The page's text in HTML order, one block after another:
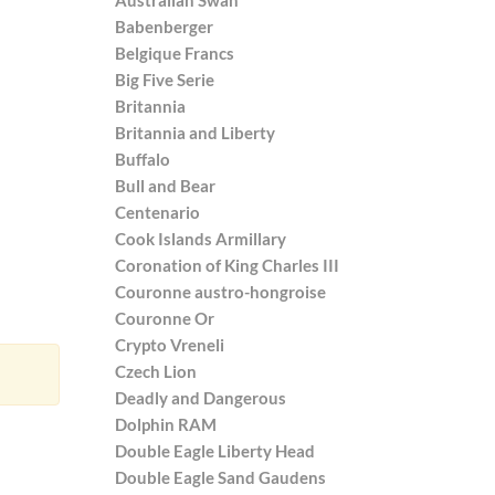
Babenberger
Belgique Francs
Big Five Serie
Britannia
Britannia and Liberty
Buffalo
Bull and Bear
Centenario
Cook Islands Armillary
Coronation of King Charles III
Couronne austro-hongroise
Couronne Or
Crypto Vreneli
Czech Lion
Deadly and Dangerous
Dolphin RAM
Double Eagle Liberty Head
Double Eagle Sand Gaudens